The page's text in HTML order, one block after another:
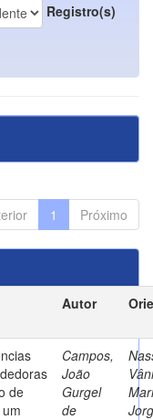
Registro(s)
1 Próximo
Autor
de
Campos,
João
Gurgel
de